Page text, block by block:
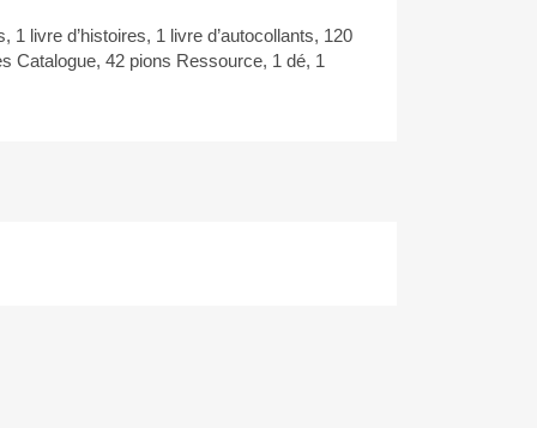
1 livre d’histoires, 1 livre d’autocollants, 120
Catalogue, 42 pions Ressource, 1 dé, 1